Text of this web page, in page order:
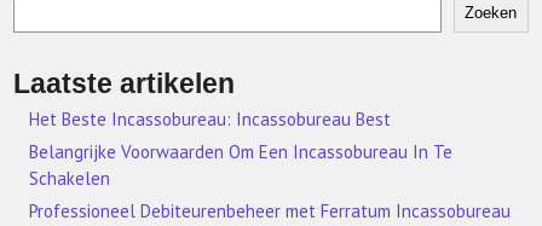
Zoeken
Laatste artikelen
Het Beste Incassobureau: Incassobureau Best
Belangrijke Voorwaarden Om Een Incassobureau In Te
Schakelen
Professioneel Debiteurenbeheer met Ferratum Incassobureau